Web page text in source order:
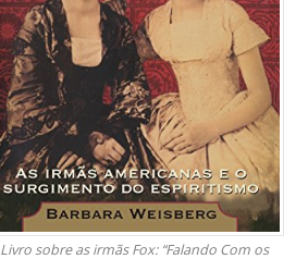
Livro sobre as irmãs Fox: “Falando Com os